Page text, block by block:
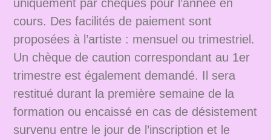
uniquement par chèques pour l’année en
cours. Des facilités de paiement sont
proposées à l’artiste : mensuel ou trimestriel.
Un chèque de caution correspondant au 1er
trimestre est également demandé. Il sera
restitué durant la première semaine de la
formation ou encaissé en cas de désistement
survenu entre le jour de l’inscription et le